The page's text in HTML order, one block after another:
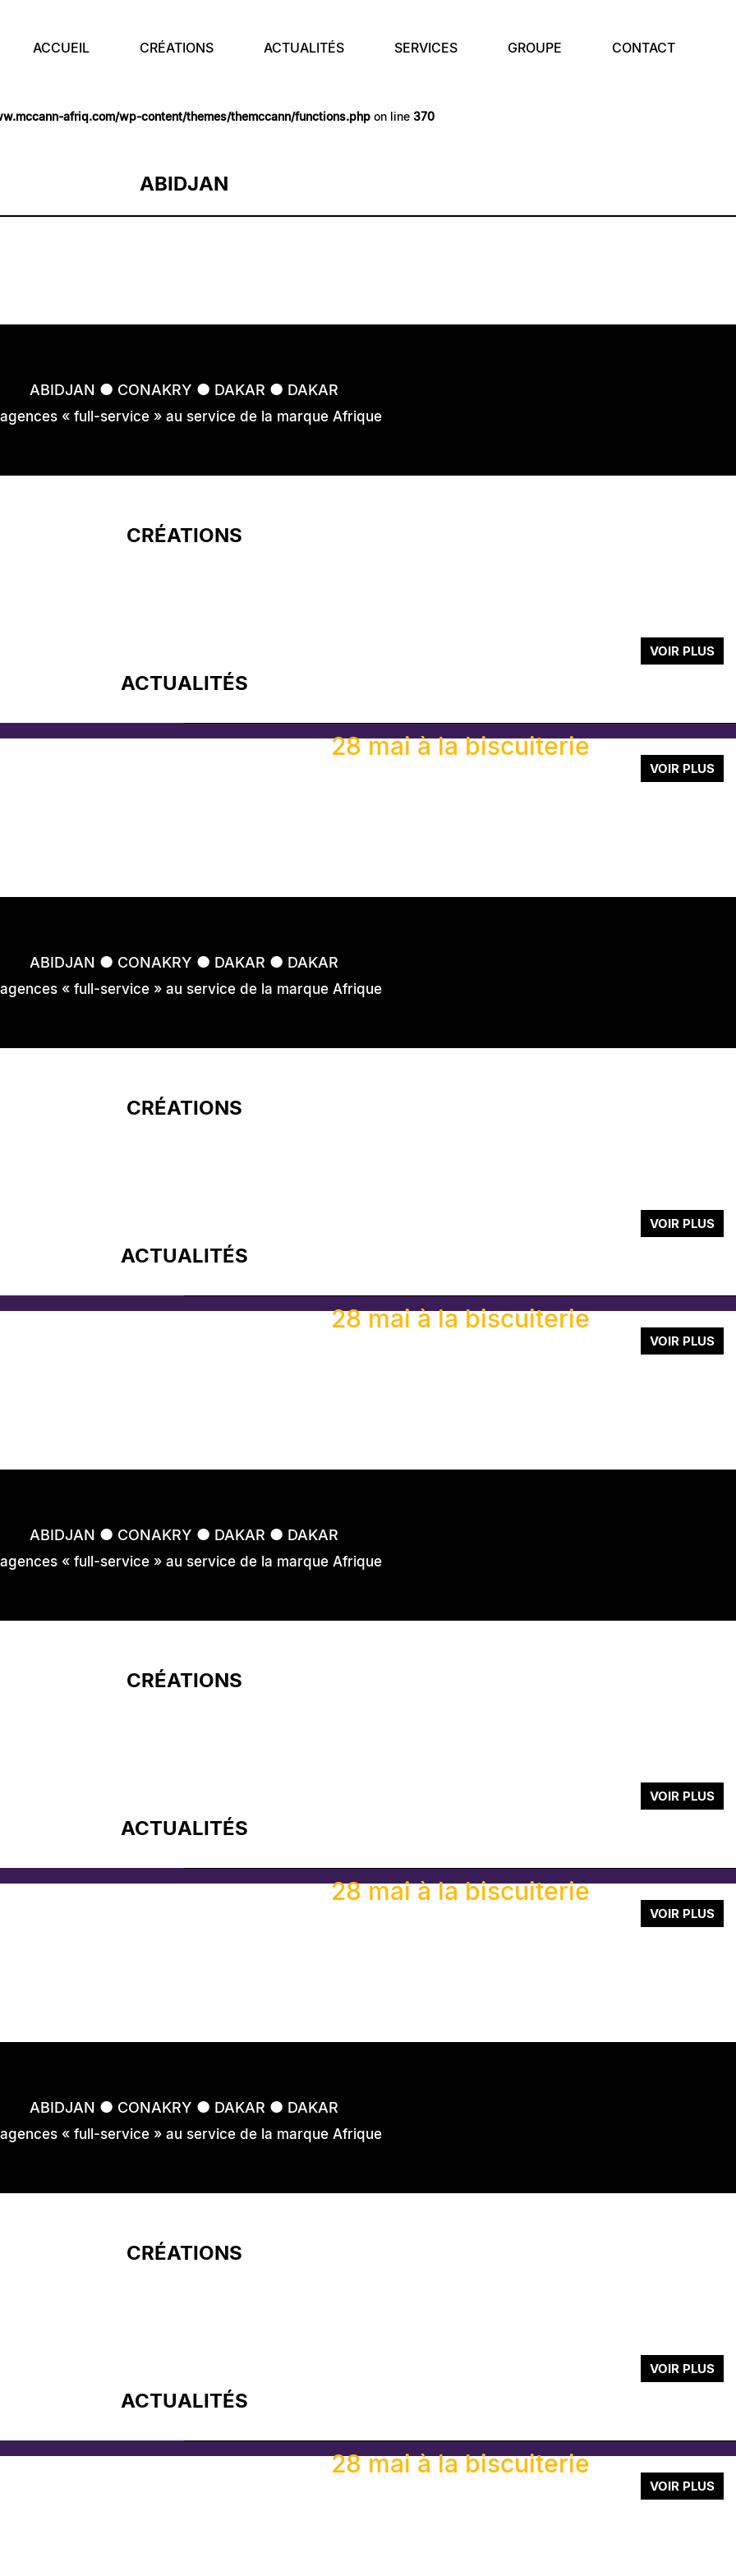
afriq.com/wp-content/themes/themccann/functions.php on line 370
ACCUEIL CRÉATIONS ACTUALITÉS SERVICES GROUPE CONTACT
ABIDJAN
ABIDJAN ● CONAKRY ● DAKAR ● DAKAR
« full-service » au service de la marque Afrique
CRÉATIONS
VOIR PLUS
ACTUALITÉS
28 mai à la biscuiterie
VOIR PLUS
ABIDJAN ● CONAKRY ● DAKAR ● DAKAR
« full-service » au service de la marque Afrique
CRÉATIONS
VOIR PLUS
ACTUALITÉS
28 mai à la biscuiterie
VOIR PLUS
ABIDJAN ● CONAKRY ● DAKAR ● DAKAR
« full-service » au service de la marque Afrique
CRÉATIONS
VOIR PLUS
ACTUALITÉS
28 mai à la biscuiterie
VOIR PLUS
ABIDJAN ● CONAKRY ● DAKAR ● DAKAR
« full-service » au service de la marque Afrique
CRÉATIONS
VOIR PLUS
ACTUALITÉS
28 mai à la biscuiterie
VOIR PLUS